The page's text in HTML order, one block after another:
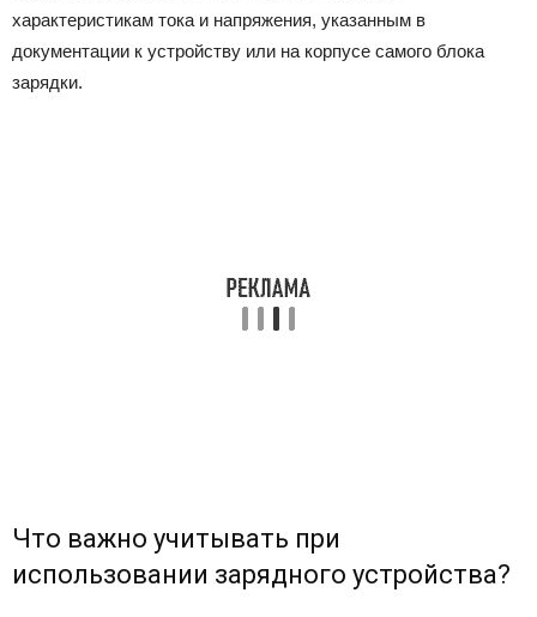
характеристикам тока и напряжения, указанным в
документации к устройству или на корпусе самого блока
зарядки.
Что важно учитывать при
использовании зарядного устройства?